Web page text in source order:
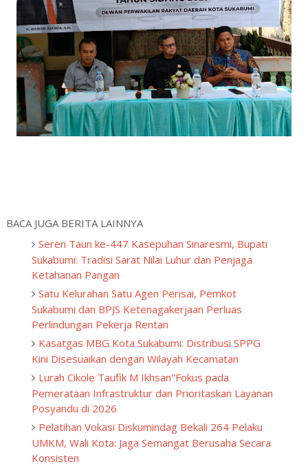
BACA JUGA BERITA LAINNYA
Seren Taun ke-447 Kasepuhan Sinaresmi, Bupati
Sukabumi: Tradisi Sarat Nilai Luhur dan Penjaga
Ketahanan Pangan
Satu Kelurahan Satu Agen Perisai, Pemkot
Sukabumi dan BPJS Ketenagakerjaan Perluas
Perlindungan Pekerja Rentan
Kasatgas MBG Kota Sukabumi: Distribusi SPPG
Kini Disesuaikan dengan Wilayah Kecamatan
Lurah Cikole Taufik M Ikhsan"Fokus pada
Pemerataan Infrastruktur dan Prioritaskan Layanan
Posyandu di 2026
Pelatihan Vokasi Diskumindag Bekali 264 Pelaku
UMKM, Wali Kota: Jaga Semangat Berusaha Secara
Konsisten